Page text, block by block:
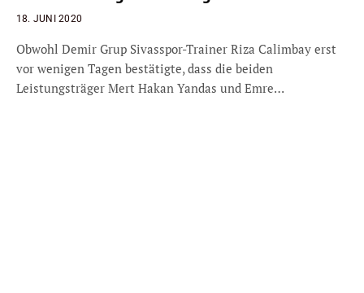
18. JUNI 2020
Obwohl Demir Grup Sivasspor-Trainer Riza Calimbay erst
vor wenigen Tagen bestätigte, dass die beiden
Leistungsträger Mert Hakan Yandas und Emre…